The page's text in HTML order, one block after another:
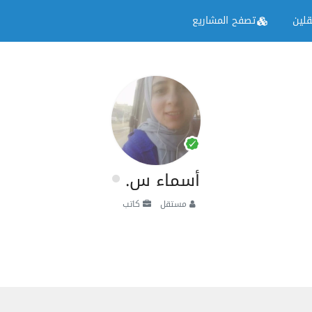
تصفح المشاريع
أسماء س.
مستقل كاتب